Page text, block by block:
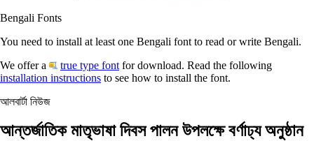
Bengali Fonts
You need to install at least one Bengali font to read or write Bengali.
We offer a
true type font for download. Read the following
installation instructions to see how to install the font.
আলবার্টা নিউজ
আন্তর্জাতিক মাতৃভাষা দিবস পালন উপলক্ষে বর্ণাঢ্য অনুষ্ঠান